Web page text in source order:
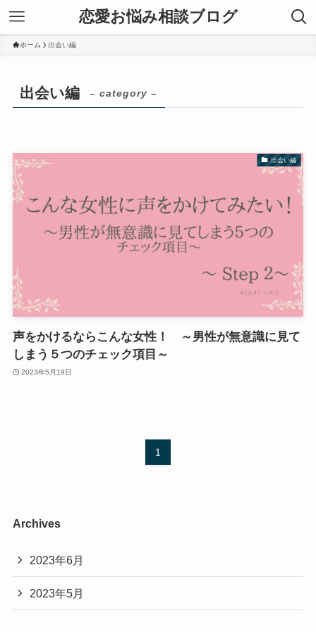
恋愛お悩み相談ブログ
ホーム 出会い編
出会い編 – category –
出会い編
声をかけるならこんな女性！ ～男性が無意識に見て
しまう５つのチェック項目～
2023年5月19日
1
Archives
2023年6月
2023年5月